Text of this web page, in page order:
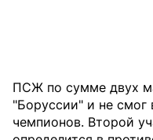
ПСЖ по сумме двух
"Боруссии" и не смог
чемпионов. Второй